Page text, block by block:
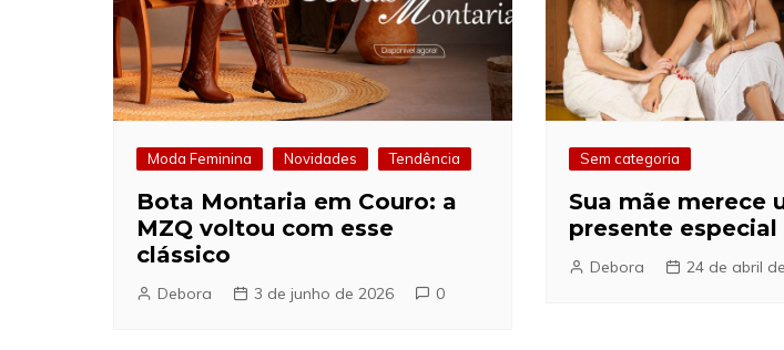
Moda Feminina Novidades Tendência
Bota Montaria em Couro: a
MZQ voltou com esse
clássico
Debora 3 de junho de 2026 0
Sem categoria
Sua mãe merece
presente especial
Debora 24 de abril